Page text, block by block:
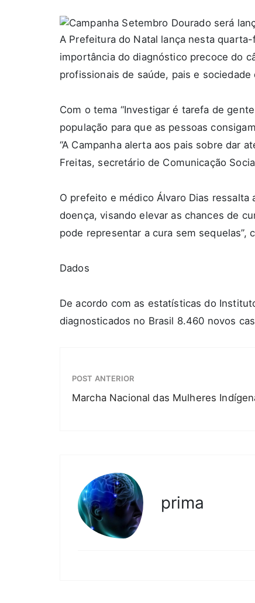
A Prefeitura do Natal lança nesta
importância do diagnóstico precoce do
profissionais de saúde, pais e
Com o tema “Investigar é tarefa de
população para que as pessoas
“A Campanha alerta aos pais sobre dar
Freitas, secretário de Comunicação
O prefeito e médico Álvaro Dias
doença, visando elevar as chances de
pode representar a cura sem sequelas”,
Dados
De acordo com as estatísticas do
diagnosticados no Brasil 8.460 novos
POST ANTERIOR
Marcha Nacional das Mulheres
prima